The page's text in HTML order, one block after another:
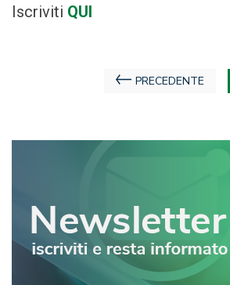
Iscriviti QUI
Navigazione
PRECEDENTE